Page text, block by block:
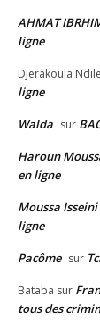
AHMAT
ligne
Djerakoula
ligne
Walda sur
Haroun
en ligne
Moussa
ligne
Pacôme sur
Bataba sur
tous des